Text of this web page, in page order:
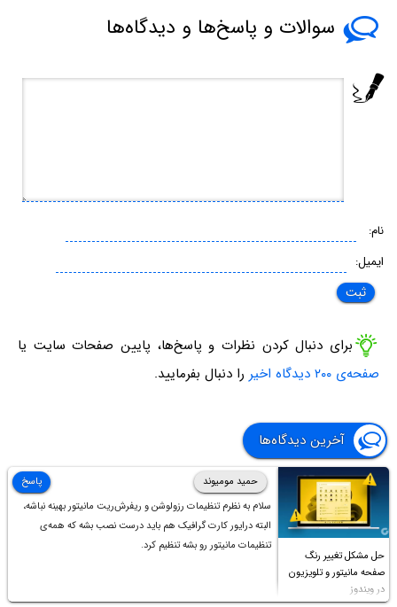
سوالات و پاسخ‌ها و دیدگاه‌ها
نام:
ایمیل:
برای دنبال کردن نظرات و پاسخ‌ها، پایین صفحات سایت یا
صفحه‌ی ۲۰۰ دیدگاه اخیر
را دنبال بفرمایید.
آخرین دیدگاه‌ها
حل مشکل تغییر رنگ
صفحه مانیتور و تلویزیون
در ویندوز
حمید مومیوند
سلام به نظرم تنظیمات رزولوشن و ریفرش‌ریت مانیتور بهینه نباشه،
البته درایور کارت گرافیک هم باید درست نصب بشه که همه‌ی
تنظیمات مانیتور رو بشه تنظیم کرد.
پاسخ